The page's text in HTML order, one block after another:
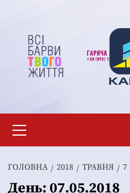
вмісту
меню
ГОЛОВНА 2018 ТРАВНЯ 7
День: 07.05.2018